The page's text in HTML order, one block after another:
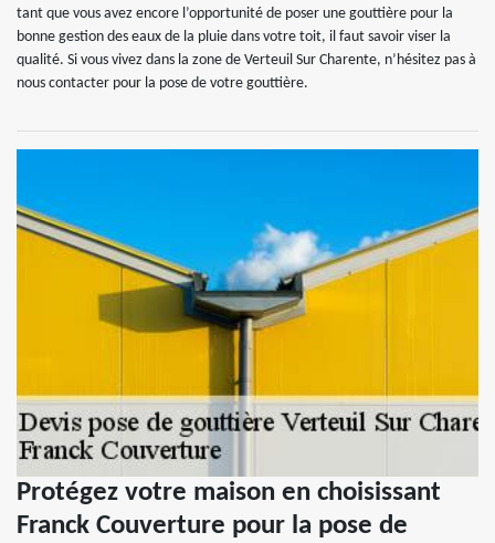
tant que vous avez encore l’opportunité de poser une gouttière pour la
bonne gestion des eaux de la pluie dans votre toit, il faut savoir viser la
qualité. Si vous vivez dans la zone de Verteuil Sur Charente, n’hésitez pas à
nous contacter pour la pose de votre gouttière.
Protégez votre maison en choisissant
Franck Couverture pour la pose de